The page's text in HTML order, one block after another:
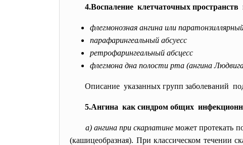
4.Воспаление клетчаточных
флегмонозная ангина или
парафарингеальный абсуесс
ретрофарингеальный абсцесс
флегмона дна полости рта (ангина
Описание указанных групп заболеваний
5.Ангина как синдром общих
а) ангина при скарлатине может протекать
(кашицеобразная). При классическом течении